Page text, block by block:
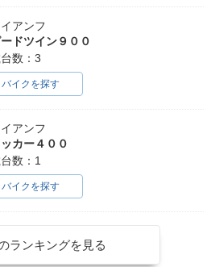
イアンフ
ドツイン９００
数：3
バイクを探す
イアンフ
ッカー４００
数：1
バイクを探す
ランキングを見る